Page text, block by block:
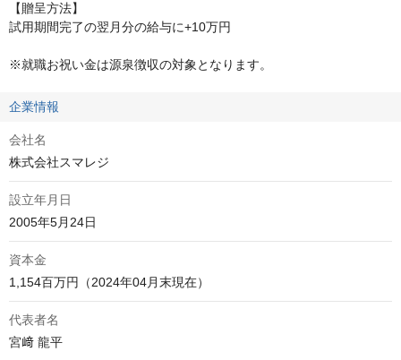
【贈呈方法】
試用期間完了の翌月分の給与に+10万円
※就職お祝い金は源泉徴収の対象となります。
企業情報
会社名
株式会社スマレジ
設立年月日
2005年5月24日
資本金
1,154百万円（2024年04月末現在）
代表者名
宮﨑 龍平